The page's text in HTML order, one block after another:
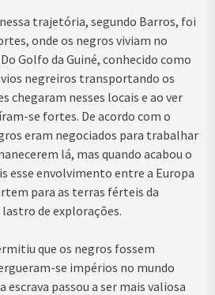
trajetória, segundo Barros, foi
onde os negros viviam no
Golfo da Guiné, conhecido como
negreiros transportando os
chegaram nesses locais e ao ver
se fortes. De acordo com o
eram negociados para trabalhar
lá, mas quando acabou o
esse envolvimento entre a Europa
para as terras férteis da
de explorações.
que os negros fossem
se impérios no mundo
escrava passou a ser mais valiosa